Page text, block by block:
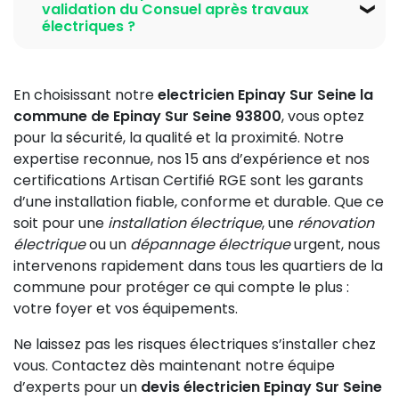
transparent avant toute intervention.
pannes et d’assurer la conformité aux normes NF C
15-100. Une maintenance programmée garantit
incendie dû à un court-circuit, électrocution, panne
générale, dysfonctionnement de prises électriques
interrupteur différentiel efficace ou d’une prise de
terre fiable augmente ces dangers. Une installation
vétuste ou mal réalisée expose aussi au risque
d’accidents domestiques. Il est donc crucial de faire
réaliser une mise aux normes électriques par un
electricien Epinay Sur Seine qualifié et certifié.
validation du Consuel après travaux
électriques ?
conformité de votre installation à la norme NF C 15-
100. Notre electricien Epinay Sur Seine la commune
de Epinay Sur Seine 93800 prépare le dossier
technique et réalise un contrôle interne avant de
solliciter le Consuel. Un technicien du Consuel
effectue alors une visite sur site pour vérifier les
équipements, le tableau électrique, les protections,
la prise de terre et la répartition phase-neutre. Une
fois le contrôle validé, vous recevez une attestation
indispensable pour la mise en service de votre
installation auprès de votre fournisseur d'électricité.
En choisissant notreelectricien Epinay Sur Seine la
commune de Epinay Sur Seine 93800, vous optez
pour la sécurité, la qualité et la proximité. Notre
expertise reconnue, nos 15 ans d’expérience et nos
certifications Artisan Certifié RGE sont les garants
d’une installation fiable, conforme et durable. Que ce
soit pour une installation électrique, une rénovation
électriqueou un dépannage électriqueurgent, nous
intervenons rapidement dans tous les quartiers de la
commune pour protéger ce qui compte le plus :
votre foyer et vos équipements.
Ne laissez pas les risques électriques s’installer chez
vous. Contactez dès maintenant notre équipe
d’experts pour un devis électricien Epinay Sur Seine